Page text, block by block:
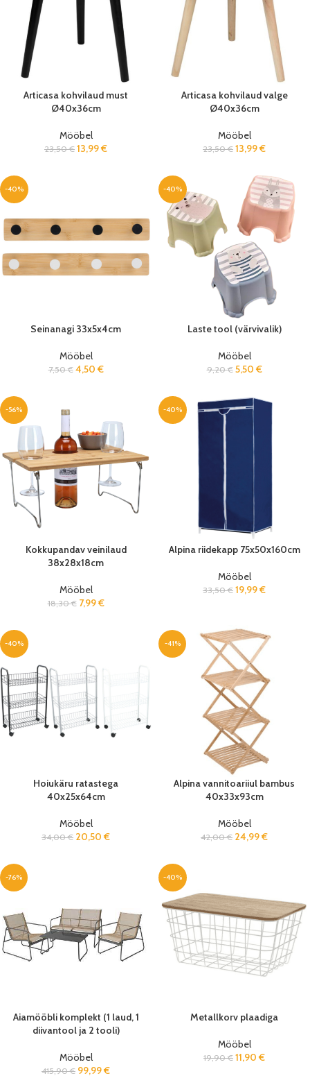
Articasa kohvilaud must
Ø40x36cm
Mööbel
23,50€ 13,99€
Articasa kohvilaud valge
Ø40x36cm
Mööbel
23,50€ 13,99€
-40%
Seinanagi 33x5x4cm
Mööbel
7,50€ 4,50 €
-40%
Laste tool (värvivalik)
Mööbel
9,20€ 5,50 €
-56%
Kokkupandav veinilaud
38x28x18cm
Mööbel
18,30€ 7,99€
-40%
Alpina riidekapp 75x50x160cm
Mööbel
33,50€ 19,99€
-40%
Hoiukäru ratastega
40x25x64cm
Mööbel
34,00€ 20,50 €
-41%
Alpina vannitoariiul bambus
40x33x93cm
Mööbel
42,00€ 24,99€
-76%
Aiamööbli komplekt (1 laud, 1
diivantool ja 2 tooli)
Mööbel
415,90€ 99,99€
-40%
Metallkorv plaadiga
Mööbel
19,90€ 11,90 €